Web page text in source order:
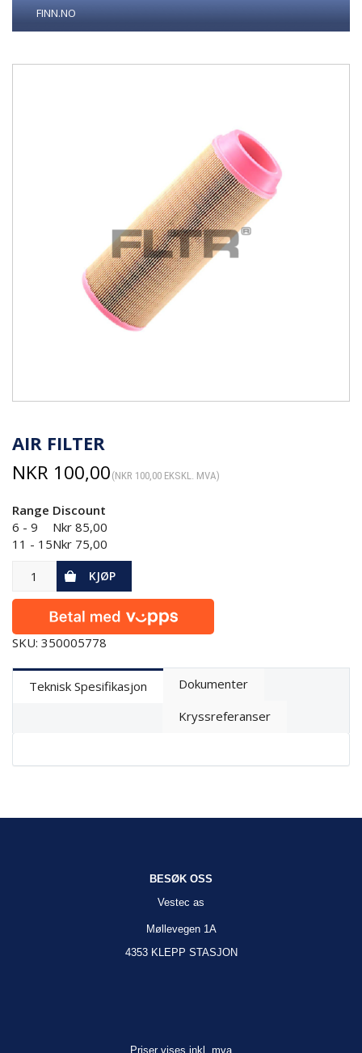
FINN.NO
AIR FILTER
NKR 100,00 (NKR 100,00 EKSKL. MVA)
Range Discount
6 - 9
Nkr 85,00
11 - 15Nkr 75,00
KJØP
SKU: 350005778
Teknisk Spesifikasjon
Dokumenter
Kryssreferanser
BESØK OSS
Vestec as
Møllevegen 1A
4353 KLEPP STASJON
Priser vises inkl. mva